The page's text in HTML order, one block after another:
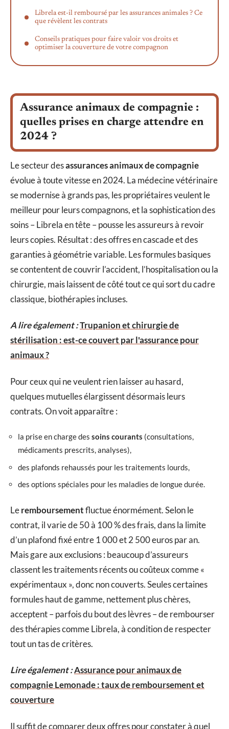
Librela est-il remboursé par les assurances animales ? Ce
que révèlent les contrats
Conseils pratiques pour faire valoir vos droits et
optimiser la couverture de votre compagnon
Assurance animaux de compagnie :
quelles prises en charge attendre en
2024 ?
Le secteur desassurances animaux de compagnie
évolue à toute vitesse en 2024. La médecine vétérinaire
se modernise à grands pas, les propriétaires veulent le
meilleur pour leurs compagnons, et la sophistication des
soins – Librela en tête – pousse les assureurs à revoir
leurs copies. Résultat : des offres en cascade et des
garanties à géométrie variable. Les formules basiques
se contentent de couvrir l’accident, l’hospitalisation ou la
chirurgie, mais laissent de côté tout ce qui sort du cadre
classique, biothérapies incluses.
A lire également :Trupanion et chirurgie de
stérilisation : est-ce couvert par l'assurance pour
animaux ?
Pour ceux qui ne veulent rien laisser au hasard,
quelques mutuelles élargissent désormais leurs
contrats. On voit apparaître :
la prise en charge des soins courants (consultations,
médicaments prescrits, analyses),
des plafonds rehaussés pour les traitements lourds,
des options spéciales pour les maladies de longue durée.
Leremboursementfluctue énormément. Selon le
contrat, il varie de 50 à 100 % des frais, dans la limite
d’un plafond fixé entre 1 000 et 2 500 euros par an.
Mais gare aux exclusions : beaucoup d’assureurs
classent les traitements récents ou coûteux comme «
expérimentaux », donc non couverts. Seules certaines
formules haut de gamme, nettement plus chères,
acceptent – parfois du bout des lèvres – de rembourser
des thérapies comme Librela, à condition de respecter
tout un tas de critères.
Lire également :Assurance pour animaux de
compagnie Lemonade : taux de remboursement et
couverture
Il suffit de comparer deux offres pour constater à quel